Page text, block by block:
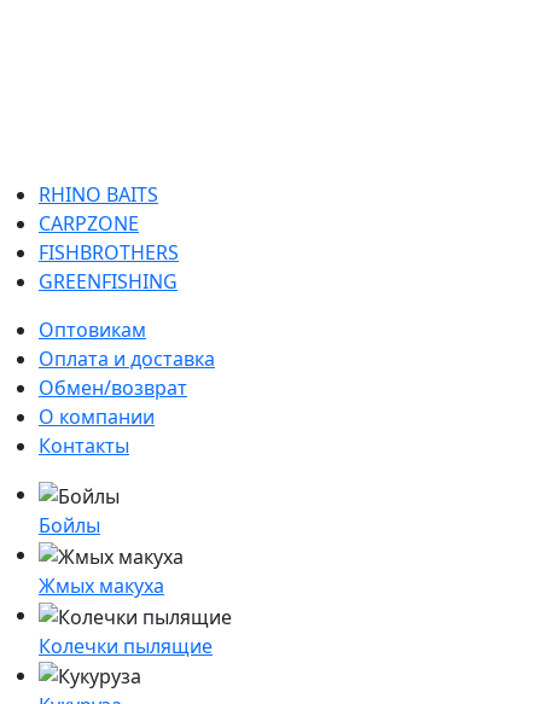
RHINO BAITS
CARPZONE
FISHBROTHERS
GREENFISHING
Оптовикам
Оплата и доставка
Обмен/возврат
О компании
Контакты
Бойлы
Жмых макуха
Колечки пылящие